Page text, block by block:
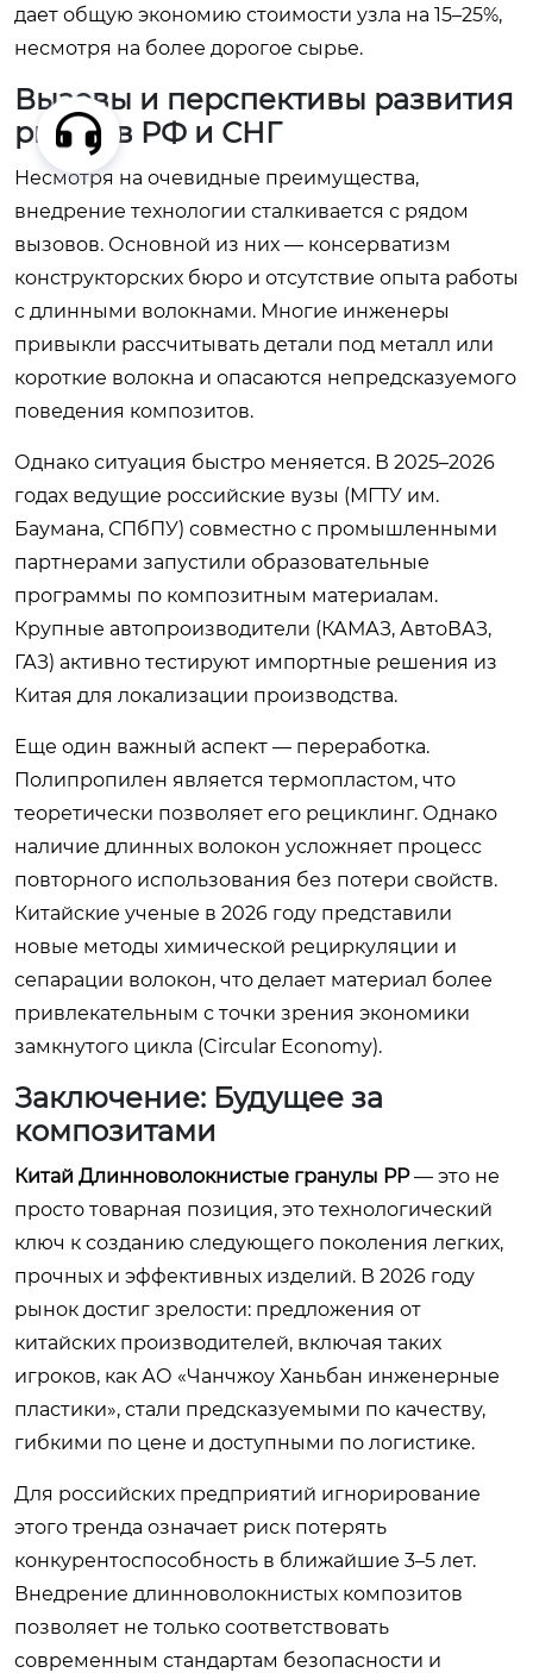
дает общую экономию стоимости узла на 15–25%,
несмотря на более дорогое сырье.
Вызовы и перспективы развития
рынка в РФ и СНГ
Несмотря на очевидные преимущества,
внедрение технологии сталкивается с рядом
вызовов. Основной из них — консерватизм
конструкторских бюро и отсутствие опыта работы
с длинными волокнами. Многие инженеры
привыкли рассчитывать детали под металл или
короткие волокна и опасаются непредсказуемого
поведения композитов.
Однако ситуация быстро меняется. В 2025–2026
годах ведущие российские вузы (МГТУ им.
Баумана, СПбПУ) совместно с промышленными
партнерами запустили образовательные
программы по композитным материалам.
Крупные автопроизводители (КАМАЗ, АвтоВАЗ,
ГАЗ) активно тестируют импортные решения из
Китая для локализации производства.
Еще один важный аспект — переработка.
Полипропилен является термопластом, что
теоретически позволяет его рециклинг. Однако
наличие длинных волокон усложняет процесс
повторного использования без потери свойств.
Китайские ученые в 2026 году представили
новые методы химической рециркуляции и
сепарации волокон, что делает материал более
привлекательным с точки зрения экономики
замкнутого цикла (Circular Economy).
Заключение: Будущее за
композитами
Китай Длинноволокнистые гранулы PP— это не
просто товарная позиция, это технологический
ключ к созданию следующего поколения легких,
прочных и эффективных изделий. В 2026 году
рынок достиг зрелости: предложения от
китайских производителей, включая таких
игроков, как АО «Чанчжоу Ханьбан инженерные
пластики», стали предсказуемыми по качеству,
гибкими по цене и доступными по логистике.
Для российских предприятий игнорирование
этого тренда означает риск потерять
конкурентоспособность в ближайшие 3–5 лет.
Внедрение длинноволокнистых композитов
позволяет не только соответствовать
современным стандартам безопасности и